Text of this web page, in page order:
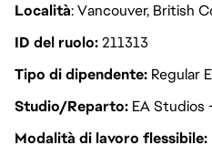
Località: Vancouver, British
ID del ruolo211313
Tipo di dipendente Regular
Studio/Reparto EA Studios
Modalità di lavoro flessibile